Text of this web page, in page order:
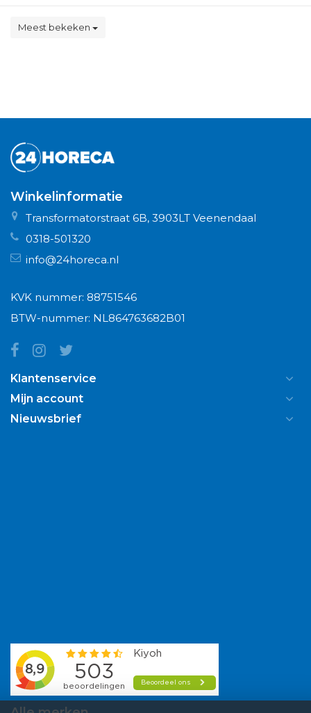
Meest bekeken
Winkelinformatie
Transformatorstraat 6B, 3903LT Veenendaal
0318-501320
info@24horeca.nl
KVK nummer: 88751546
BTW-nummer: NL864763682B01
Klantenservice
Mijn account
Nieuwsbrief